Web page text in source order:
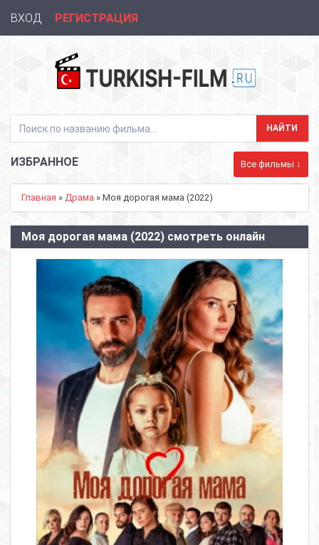
ВХОД РЕГИСТРАЦИЯ
ИЗБРАННОЕ Все фильмы ↓
Главная » Драма » Моя дорогая мама (2022)
Моя дорогая мама (2022) смотреть онлайн